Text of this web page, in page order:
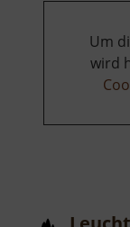
Um
wird